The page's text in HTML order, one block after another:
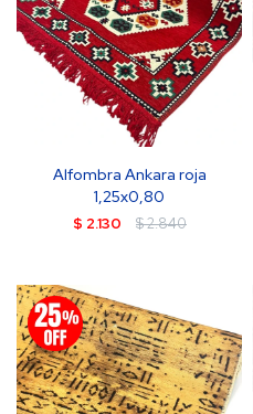
Alfombra Ankara roja
1,25x0,80
$ 2.130 $2.840